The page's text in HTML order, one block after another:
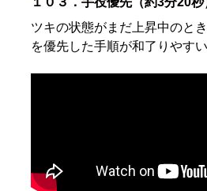
ツキの状態がまだ上昇中のと
を優先した手順が和了りやすい